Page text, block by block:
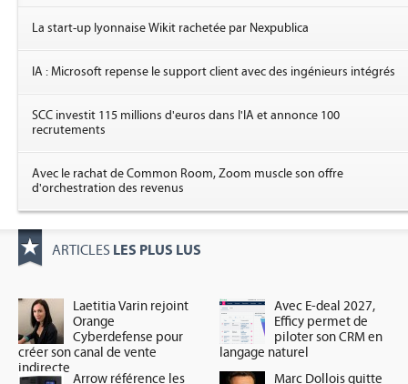
La start-up lyonnaise Wikit rachetée par Nexpublica
IA : Microsoft repense le support client avec des ingénieurs intégrés
SCC investit 115 millions d'euros dans l'IA et annonce 100
recrutements
Avec le rachat de Common Room, Zoom muscle son offre
d'orchestration des revenus
ARTICLES LES PLUS LUS
Laetitia Varin rejoint
Orange
Cyberdefense pour
créer son canal de vente
indirecte
Avec E-deal 2027,
Efficy permet de
piloter son CRM en
langage naturel
Arrow référence les
Marc Dollois quitte